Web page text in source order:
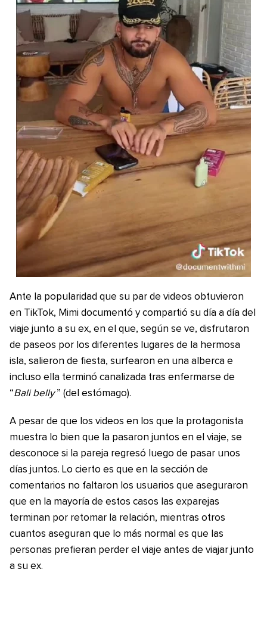
Ante la popularidad que su par de videos obtuvieron
en TikTok, Mimi documentó y compartió su día a día del
viaje junto a su ex, en el que, según se ve, disfrutaron
de paseos por los diferentes lugares de la hermosa
isla, salieron de fiesta, surfearon en una alberca e
incluso ella terminó canalizada tras enfermarse de
“Bali belly ” (del estómago).
A pesar de que los videos en los que la protagonista
muestra lo bien que la pasaron juntos en el viaje, se
desconoce si la pareja regresó luego de pasar unos
días juntos. Lo cierto es que en la sección de
comentarios no faltaron los usuarios que aseguraron
que en la mayoría de estos casos las exparejas
terminan por retomar la relación, mientras otros
cuantos aseguran que lo más normal es que las
personas prefieran perder el viaje antes de viajar junto
a su ex.